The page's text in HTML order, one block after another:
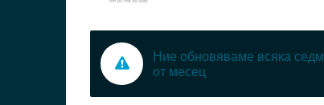
Ние обновяваме всяка
от месец